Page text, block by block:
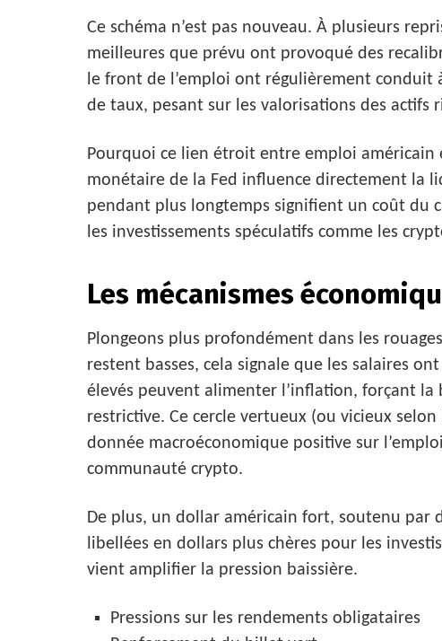
Ce schéma n’est pas nouveau. À plusieurs
meilleures que prévu ont provoqué des
le front de l’emploi ont régulièrement conduit
de taux, pesant sur les valorisations des actifs
Pourquoi ce lien étroit entre emploi
monétaire de la Fed influence directement la
pendant plus longtemps signifient un coût du
les investissements spéculatifs comme les
Les mécanismes
Plongeons plus profondément dans les
restent basses, cela signale que les salaires
élevés peuvent alimenter l’inflation, forçant
restrictive. Ce cercle vertueux (ou vicieux
donnée macroéconomique positive sur
communauté crypto.
De plus, un dollar américain fort, soutenu par
libellées en dollars plus chères pour les
vient amplifier la pression baissière.
Pressions sur les rendements obligataires